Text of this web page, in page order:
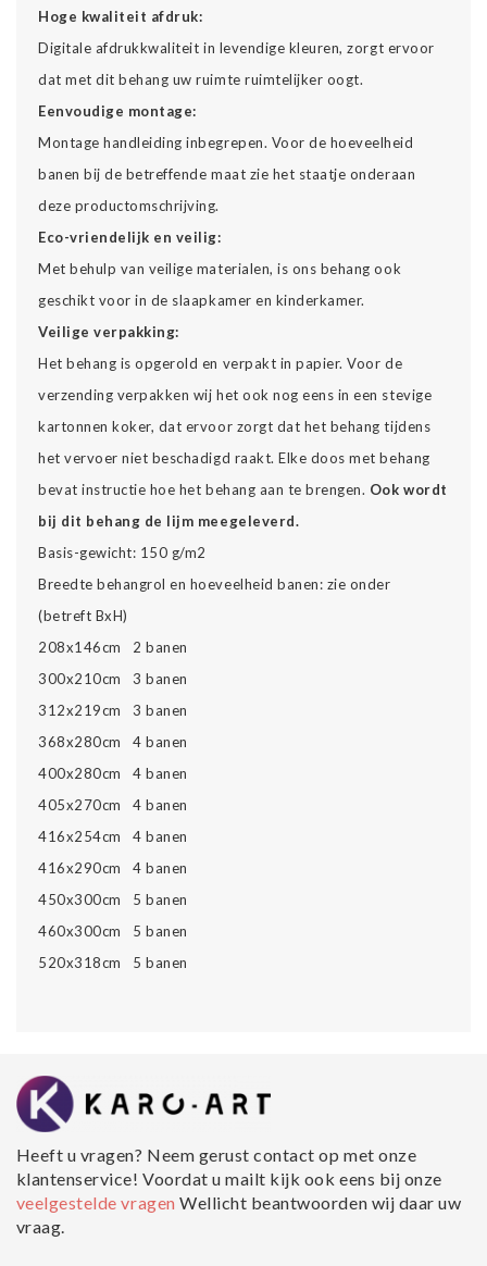
Hoge kwaliteit afdruk:
Digitale afdrukkwaliteit in levendige kleuren, zorgt ervoor
dat met dit behang uw ruimte ruimtelijker oogt.
Eenvoudige montage:
Montage handleiding inbegrepen. Voor de hoeveelheid
banen bij de betreffende maat zie het staatje onderaan
deze productomschrijving.
Eco-vriendelijk en veilig:
Met behulp van veilige materialen, is ons behang ook
geschikt voor in de slaapkamer en kinderkamer.
Veilige verpakking:
Het behang is opgerold en verpakt in papier. Voor de
verzending verpakken wij het ook nog eens in een stevige
kartonnen koker, dat ervoor zorgt dat het behang tijdens
het vervoer niet beschadigd raakt. Elke doos met behang
bevat instructie hoe het behang aan te brengen. Ook wordt
bij dit behang de lijm meegeleverd.
Basis-gewicht: 150 g/m2
Breedte behangrol en hoeveelheid banen: zie onder
(betreft BxH)
208x146cm 2 banen
300x210cm 3 banen
312x219cm 3 banen
368x280cm 4 banen
400x280cm 4 banen
405x270cm 4 banen
416x254cm 4 banen
416x290cm 4 banen
450x300cm 5 banen
460x300cm 5 banen
520x318cm 5 banen
Heeft u vragen? Neem gerust contact op met onze
klantenservice! Voordat u mailt kijk ook eens bij onze
veelgestelde vragenWellicht beantwoorden wij daar uw
vraag.